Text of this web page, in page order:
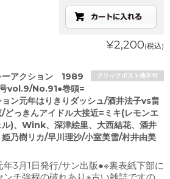
¥2,200(税込)
クリックポスト他不可
ーアクション 1989
vol.9/No.91●巻頭=
ョン元年はりきりダッシュ/酒井法子vs畠
/どっきんアイドル大接近=ミキ(レモンエ
ル)、Wink、深津絵里、大西結花、酒井
乃樹リカ/早川理沙/小室美雪/村井由美
年3月1日発行/サン出版●※裏表紙下部に